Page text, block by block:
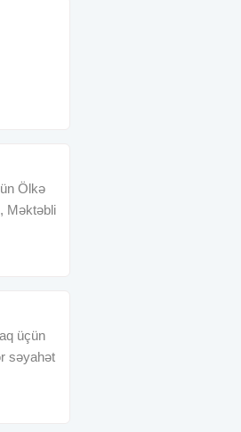
Ölkə
Məktəbli
üçün
səyahət